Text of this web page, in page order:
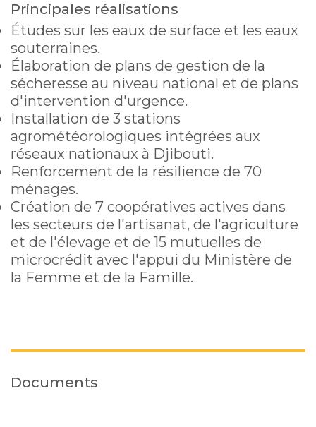
Principales réalisations
Études sur les eaux de surface et les eaux
souterraines.
Élaboration de plans de gestion de la
sécheresse au niveau national et de plans
d'intervention d'urgence.
Installation de 3 stations
agrométéorologiques intégrées aux
réseaux nationaux à Djibouti.
Renforcement de la résilience de 70
ménages.
Création de 7 coopératives actives dans
les secteurs de l'artisanat, de l'agriculture
et de l'élevage et de 15 mutuelles de
microcrédit avec l'appui du Ministère de
la Femme et de la Famille.
Documents